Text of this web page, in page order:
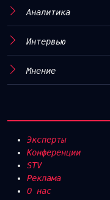
Аналитика
Интервью
Мнение
Эксперты
Конференции
STV
Реклама
О нас